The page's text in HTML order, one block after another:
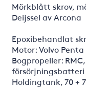
Mörkblått skrov,
Deijssel av Arcona
Epoxibehandlat
Motor: Volvo
Bogpropeller:
försörjningsbatteri
Holdingtank, 70 +